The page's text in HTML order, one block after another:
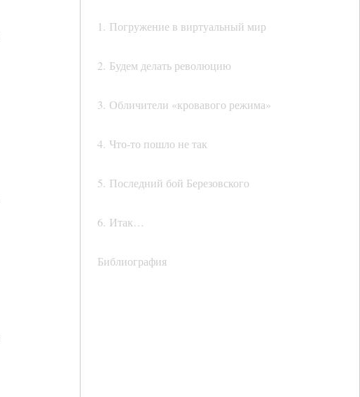
1. Погружение в виртуальный мир
2. Будем делать революцию
3. Обличители «кровавого режима»
4. Что-то пошло не так
5. Последний бой Березовского
6. Итак…
Библиография